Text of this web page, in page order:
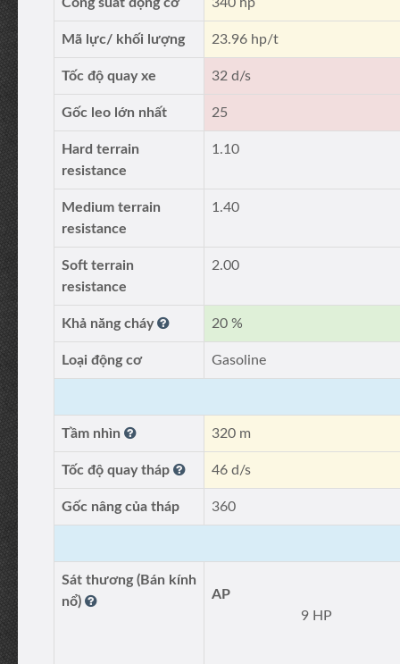
Mã lực/ khối lượng 23.96 hp/t
Tốc độ quay xe 32 d/s
Gốc leo lớn nhất 25
Hard terrain
resistance
1.10
Medium terrain
resistance
1.40
Soft terrain
resistance
2.00
Khả năng cháy 20 %
Loại động cơ Gasoline
Tầm nhìn 320 m
Tốc độ quay tháp 46 d/s
Gốc nâng của tháp 360
Sát thương (Bán kính
nổ)
AP
9 HP